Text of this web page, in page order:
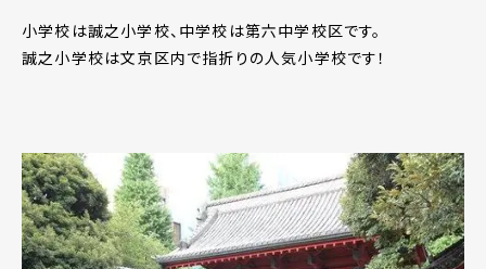
小学校は誠之小学校、中学校は第六中学校区です。
誠之小学校は文京区内で指折りの人気小学校です！